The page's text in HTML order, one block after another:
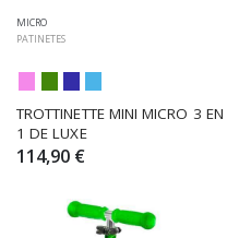
MICRO
PATINETES
TROTTINETTE MINI MICRO 3 EN
1 DE LUXE
114,90 €